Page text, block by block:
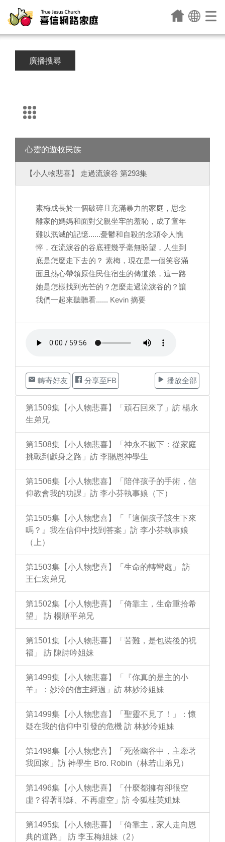
廣播搜尋
心靈的遊牧民族
【小人物悲喜】 走過流淚谷 第293集
素梅成長於一個破碎且充滿暴力的家庭，思念
離家的媽媽和面對父親坐牢的羞恥，成了童年
難以泯滅的記憶......憂鬱和自殺的念頭令人憔
悴，在流淚谷的谷底裡幾乎毫無盼望，人生到
底是怎麼走下去的？ 素梅，現在是一個笑容滿
面且熱心帶領原住民住宿生的傳道娘，這一路
她是怎樣找到光芒的？怎麼走過流淚谷的？讓
我們一起來聽聽看...... Kevin 摘要
轉寄好友 分享至FB 播放全部
第1509集【小人物悲喜】「頑石回來了」訪 楊永
生弟兄
第1508集【小人物悲喜】「神永不撇下：從家庭
挑戰到獻身之路」訪 李賜恩神學生
第1506集【小人物悲喜】「陪伴孩子的手術，信
仰教會我的功課」訪 李小芬執事娘（下）
第1505集【小人物悲喜】「『這個孩子該生下來
嗎？』我在信仰中找到答案」訪 李小芬執事娘
（上）
第1503集【小人物悲喜】「生命的轉彎處」 訪
王仁宏弟兄
第1502集【小人物悲喜】「倚靠主，生命重拾希
望」 訪 楊順平弟兄
第1501集【小人物悲喜】「苦難，是包裝後的祝
福」 訪 陳詩吟姐妹
第1499集【小人物悲喜】「『你真的是主的小
羊』：妙泠的信主經過」訪 林妙泠姐妹
第1499集【小人物悲喜】「聖靈不見了！」：懷
疑在我的信仰中引發的危機 訪 林妙泠姐妹
第1498集【小人物悲喜】「死蔭幽谷中，主牽著
我回家」訪 神學生 Bro. Robin（林若山弟兄）
第1496集【小人物悲喜】「什麼都擁有卻很空
虛？得著耶穌、不再虛空」訪 令狐桂英姐妹
第1495集【小人物悲喜】「倚靠主，家人走向恩
典的道路」 訪 李玉梅姐妹（2）